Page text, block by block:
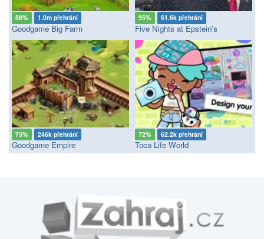
88% 1.0m přehrání
Goodgame Big Farm
95% 61.6k přehrání
Five Nights at Epstein’s
73% 246k přehrání
Goodgame Empire
72% 62.2k přehrání
Toca Life World